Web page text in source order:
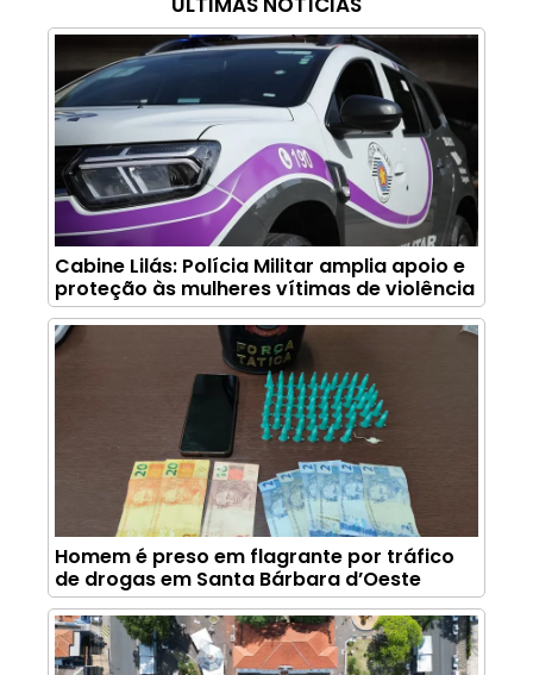
Cabine Lilás: Polícia Militar amplia apoio e
proteção às mulheres vítimas de violência
Homem é preso em flagrante por tráfico
de drogas em Santa Bárbara d’Oeste